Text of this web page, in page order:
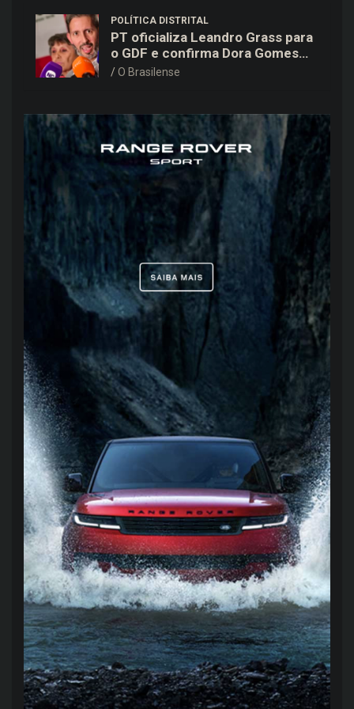
POLÍTICA DISTRITAL
PT oficializa Leandro Grass para
o GDF e confirma Dora Gomes
como vice na chapa majoritária
O Brasilense